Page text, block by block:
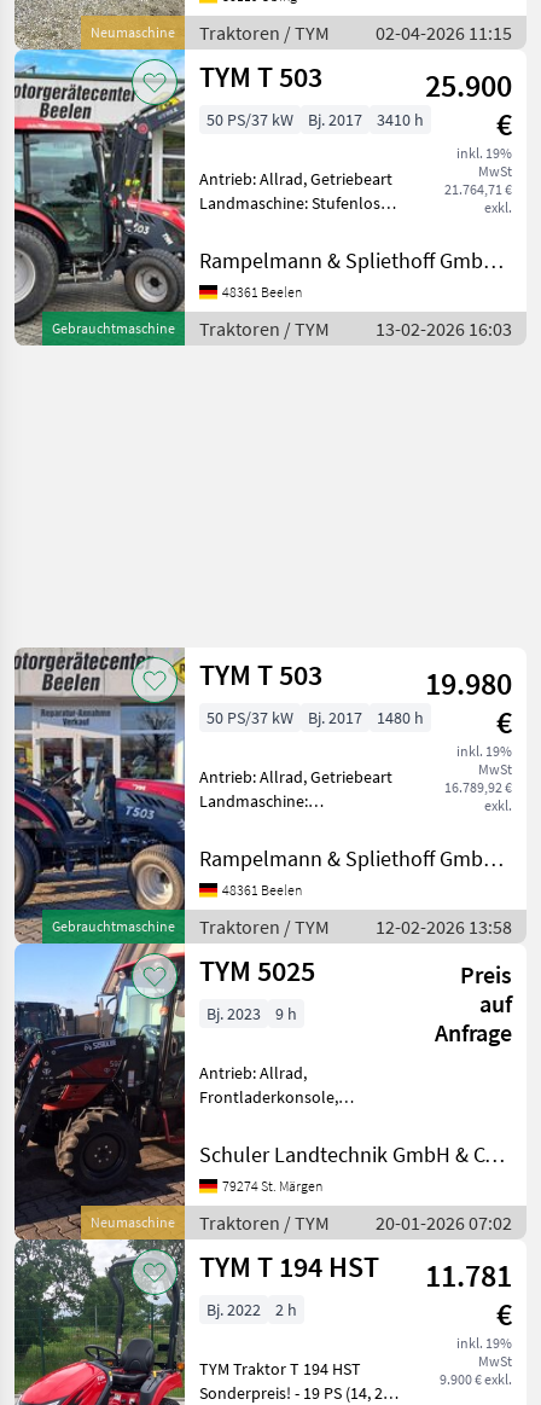
Neumaschine
und Schaufel Länge: 3239
Traktoren / TYM 02-04-2026 11:15
Gebrauchtmaschine
TYM T 503
25.900
€
inkl. 19%
MwSt
21.764,71 €
exkl.
50 PS/37 kW Bj. 2017 3410 h
Antrieb: Allrad, Getriebeart
Landmaschine: Stufenloses
Zapfwellendrehzahl:
540/1000,
Höchstgeschwindigkeit in
km/h: 30 km/h, Aufladung:
Turbo
Rampelmann & Spliethoff GmbH & Co.KG
48361 Beelen
Traktoren / TYM 13-02-2026 16:03
Gebrauchtmaschine
TYM T 503
19.980
€
inkl. 19%
MwSt
16.789,92 €
exkl.
50 PS/37 kW Bj. 2017 1480 h
Antrieb: Allrad, Getriebeart
Landmaschine:
ohne Kabine,
Zapfwellendrehzahl:
540/1000,
Höchstgeschwindigkeit in
km/h: 30 km/h,
Kreuzsteuerhebel:
Rampelmann & Spliethoff GmbH & Co.KG
48361 Beelen
Traktoren / TYM 12-02-2026 13:58
Neumaschine
TYM 5025
Preis
auf
Anfrage
Bj. 2023 9 h
Antrieb: Allrad,
Frontladerkonsole,
Standard Traktoren
Schuler Landtechnik GmbH & CO KG
79274 St. Märgen
Traktoren / TYM 20-01-2026 07:02
TYM T 194 HST
11.781
€
inkl. 19%
MwSt
9.900 € exkl.
Bj. 2022 2 h
TYM Traktor T 194 HST
Sonderpreis! - 19 PS (14, 2